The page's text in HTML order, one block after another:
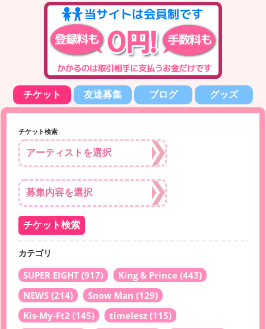
チケット 友達募集 ブログ グッズ
チケット検索
カテゴリ
SUPER EIGHT (917) King & Prince (443)
NEWS (214) Snow Man (129)
Kis-My-Ft2 (145) timelesz (115)